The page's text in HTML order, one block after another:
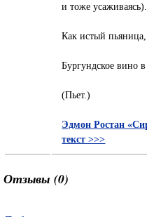
и тоже усаживаясь).
Как истый
Бургундское вино
(Пьет.)
Эдмон Ростан
текст >>>
Отзывы (0)